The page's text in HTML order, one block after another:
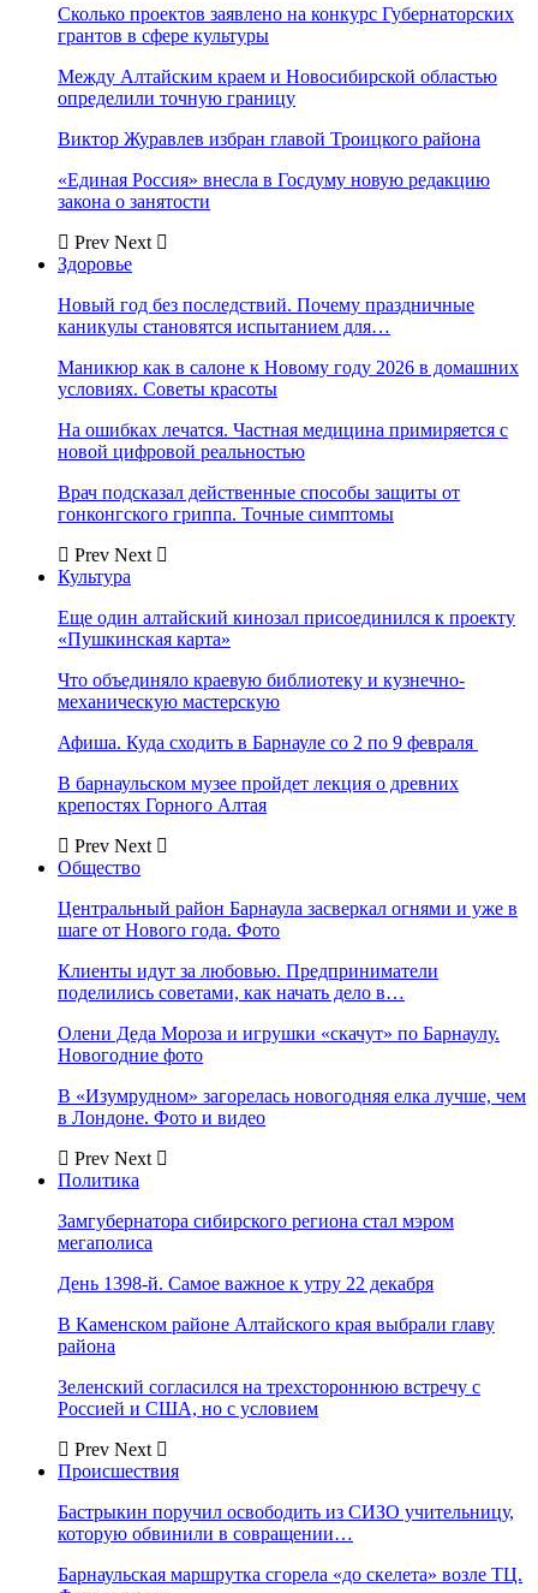
Сколько проектов заявлено на конкурс Губернаторских
грантов в сфере культуры
Между Алтайским краем и Новосибирской областью
определили точную границу
Виктор Журавлев избран главой Троицкого района
«Единая Россия» внесла в Госдуму новую редакцию
закона о занятости
Prev Next
Здоровье
Новый год без последствий. Почему праздничные
каникулы становятся испытанием для…
Маникюр как в салоне к Новому году 2026 в домашних
условиях. Советы красоты
На ошибках лечатся. Частная медицина примиряется с
новой цифровой реальностью
Врач подсказал действенные способы защиты от
гонконгского гриппа. Точные симптомы
Prev Next
Культура
Еще один алтайский кинозал присоединился к проекту
«Пушкинская карта»
Что объединяло краевую библиотеку и кузнечно-
механическую мастерскую
Афиша. Куда сходить в Барнауле со 2 по 9 февраля
В барнаульском музее пройдет лекция о древних
крепостях Горного Алтая
Prev Next
Общество
Центральный район Барнаула засверкал огнями и уже в
шаге от Нового года. Фото
Клиенты идут за любовью. Предприниматели
поделились советами, как начать дело в…
Олени Деда Мороза и игрушки «скачут» по Барнаулу.
Новогодние фото
В «Изумрудном» загорелась новогодняя елка лучше, чем
в Лондоне. Фото и видео
Prev Next
Политика
Замгубернатора сибирского региона стал мэром
мегаполиса
День 1398-й. Самое важное к утру 22 декабря
В Каменском районе Алтайского края выбрали главу
района
Зеленский согласился на трехстороннюю встречу с
Россией и США, но с условием
Prev Next
Происшествия
Бастрыкин поручил освободить из СИЗО учительницу,
которую обвинили в совращении…
Барнаульская маршрутка сгорела «до скелета» возле ТЦ.